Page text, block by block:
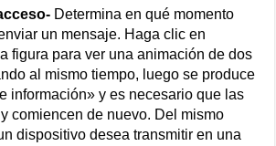
Determina en qué momento
un mensaje. Haga clic en
figura para ver una animación de dos
al mismo tiempo, luego se produce
información» y es necesario que las
comiencen de nuevo. Del mismo
dispositivo desea transmitir en una